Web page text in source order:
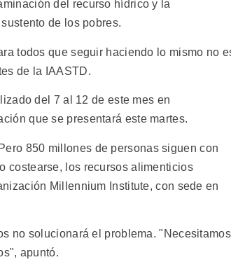
del recurso hídrico y la
de los pobres.
todos que seguir haciendo lo mismo no
de la IAASTD.
del 7 al 12 de este mes en
que se presentará este martes.
850 millones de personas siguen con
costearse, los recursos alimenticios
Millennium Institute, con sede en
no solucionará el problema. "Necesitamos
apuntó.